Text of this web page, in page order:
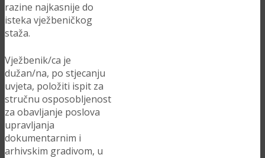
razine najkasnije do
isteka vježbeničkog
staža.
Vježbenik/ca je
dužan/na, po stjecanju
uvjeta, položiti ispit za
stručnu osposobljenost
za obavljanje poslova
upravljanja
dokumentarnim i
arhivskim gradivom, u